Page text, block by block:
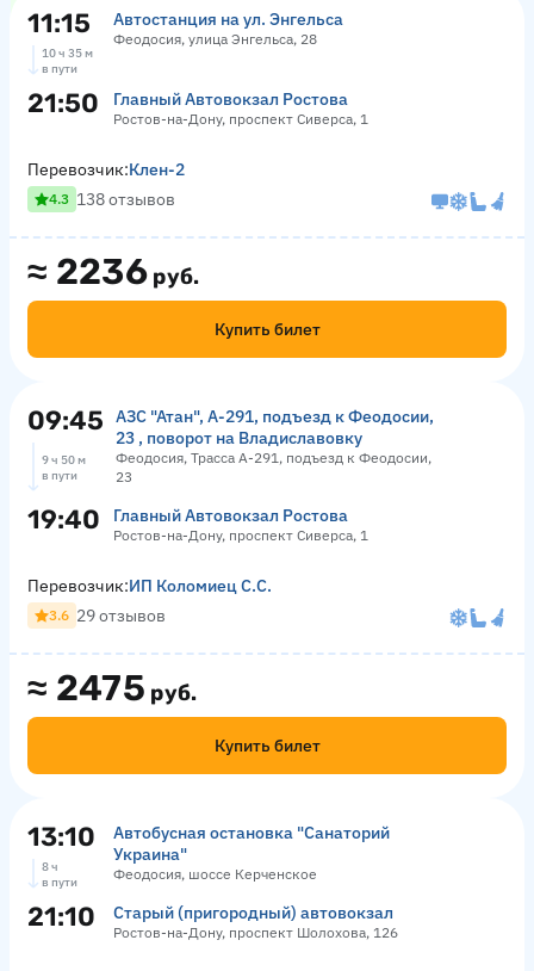
11:15 Автостанция на ул. Энгельса
Феодосия, улица Энгельса, 28
10 ч 35 м
в пути
21:50 Главный Автовокзал Ростова
Ростов-на-Дону, проспект Сиверса, 1
≈ 2236 руб.
Купить билет
Перевозчик:Клен-2
4.3 138 отзывов
09:45
АЗС "Атан", А-291, подъезд к Феодосии,
23 , поворот на Владиславовку
Феодосия, Трасса А-291, подъезд к Феодосии,
23
9 ч 50 м
в пути
19:40 Главный Автовокзал Ростова
Ростов-на-Дону, проспект Сиверса, 1
≈ 2475 руб.
Купить билет
Перевозчик:ИП Коломиец С.С.
3.6 29 отзывов
13:10
Автобусная остановка "Санаторий
Украина"
Феодосия, шоссе Керченское
8 ч
в пути
21:10 Старый (пригородный) автовокзал
Ростов-на-Дону, проспект Шолохова, 126